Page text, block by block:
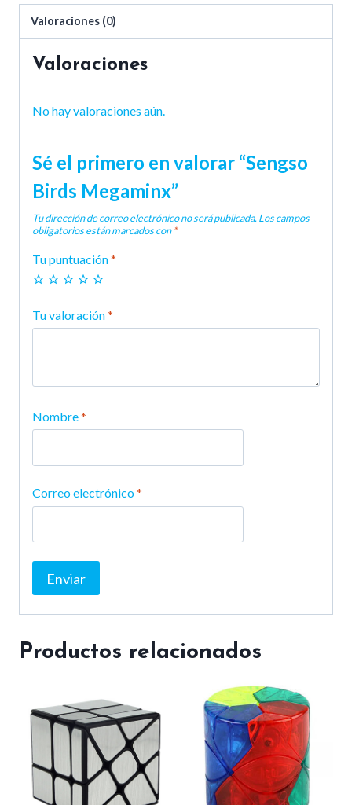
Valoraciones (0)
Valoraciones
No hay valoraciones aún.
Sé el primero en valorar “Sengso
Birds Megaminx”
Tu dirección de correo electrónico no será publicada.Los campos
obligatorios están marcados con*
Tu puntuación*
Tu valoración*
Nombre*
Correo electrónico*
Productos relacionados